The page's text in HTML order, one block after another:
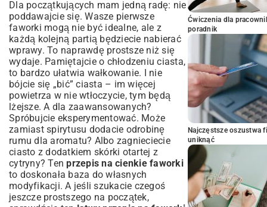
Dla początkujących mam jedną radę: nie
poddawajcie się. Wasze pierwsze
faworki mogą nie być idealne, ale z
każdą kolejną partią będziecie nabierać
wprawy. To naprawdę prostsze niż się
wydaje. Pamiętajcie o chłodzeniu ciasta,
to bardzo ułatwia wałkowanie. I nie
bójcie się „bić” ciasta – im więcej
powietrza w nie wtłoczycie, tym będą
lżejsze. A dla zaawansowanych?
Spróbujcie eksperymentować. Może
zamiast spirytusu dodacie odrobinę
rumu dla aromatu? Albo zagnieciecie
ciasto z dodatkiem skórki otartej z
cytryny? Tenprzepis na cienkie faworki
to doskonała baza do własnych
modyfikacji. A jeśli szukacie czegoś
jeszcze prostszego na początek,
Ćwiczenia dla
poradnik
Najczęstsze oszustwa
uniknąć